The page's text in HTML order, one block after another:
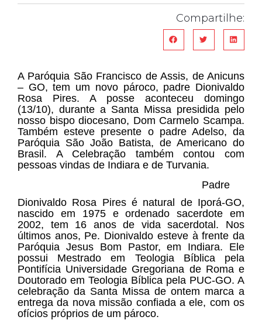
Compartilhe:
A Paróquia São Francisco de Assis, de Anicuns
– GO, tem um novo pároco, padre Dionivaldo
Rosa Pires. A posse aconteceu domingo
(13/10), durante a Santa Missa presidida pelo
nosso bispo diocesano, Dom Carmelo Scampa.
Também esteve presente o padre Adelso, da
Paróquia São João Batista, de Americano do
Brasil. A Celebração também contou com
pessoas vindas de Indiara e de Turvania.
Padre
Dionivaldo Rosa Pires é natural de Iporá-GO,
nascido em 1975 e ordenado sacerdote em
2002, tem 16 anos de vida sacerdotal. Nos
últimos anos, Pe. Dionivaldo esteve à frente da
Paróquia Jesus Bom Pastor, em Indiara. Ele
possui Mestrado em Teologia Bíblica pela
Pontifícia Universidade Gregoriana de Romae
Doutorado em Teologia Bíblica pela PUC-GO. A
celebração da Santa Missa de ontem marca a
entrega da nova missão confiada a ele, com os
ofícios próprios de um pároco.